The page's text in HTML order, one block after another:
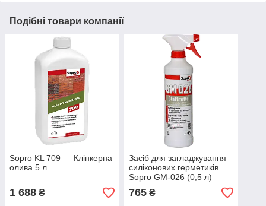
Подібні товари компанії
Sopro KL 709 — Клінкерна
олива 5 л
1 688 ₴
Засіб для загладжування
силіконових герметиків
Sopro GM-026 (0,5 л)
765₴